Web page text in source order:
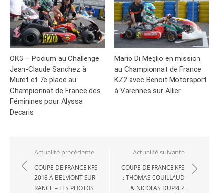
OKS – Podium au Challenge
Jean-Claude Sanchez à
Muret et 7e place au
Championnat de France des
Féminines pour Alyssa
Decaris
Mario Di Meglio en mission
au Championnat de France
KZ2 avec Benoit Motorsport
à Varennes sur Allier
Navigation
de
l’article
Actualité précédente
COUPE DE FRANCE KFS
2018 À BELMONT SUR
RANCE – LES PHOTOS
Actualité suivante
COUPE DE FRANCE KFS
: THOMAS COUILLAUD
& NICOLAS DUPREZ